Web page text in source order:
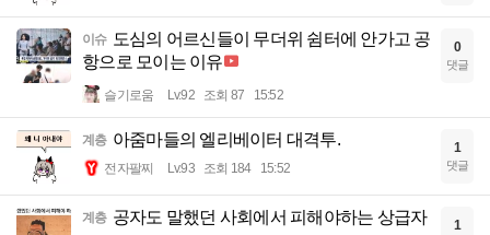
이슈 도심의 어르신들이 무더위 쉼터에 안가고 공
항으로 모이는 이유
슬기로움 Lv.92 조회 87 15:52
0
댓글
계층 아줌마들의 엘리베이터 대격투.
전자팔찌 Lv.93 조회 184 15:52
1
댓글
계층 공자도 말했던 사회에서 피해야하는 상급자 1